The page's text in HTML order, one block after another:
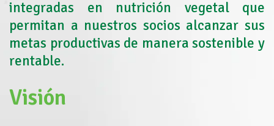
integradas en nutrición vegetal que
permitan a nuestros socios alcanzar sus
metas productivas de manera sostenible y
rentable.
Visión